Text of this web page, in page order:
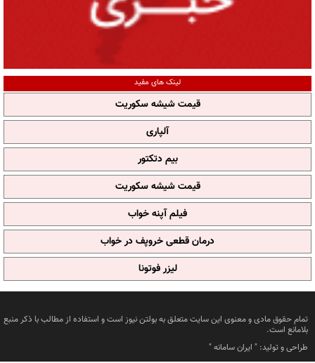
لینک های مفید
قیمت شیشه سکوریت
آلپاری
بیم دتکتور
قیمت شیشه سکوریت
فیلم آپنه خواب
درمان قطعی خروپف در خواب
لیزر فوتونا
تمام حقوق مادی و معنوی این سایت متعلق به بولتن نیوز است و استفاده از مطالب با ذکر منبع
بلامانع است.
طراحی و تولید: " ایران سامانه"